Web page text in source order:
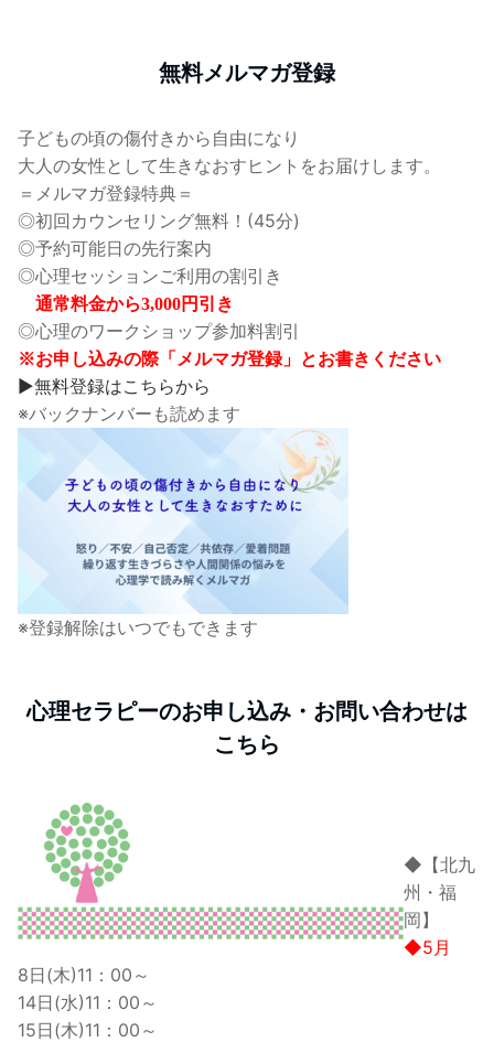
無料メルマガ登録
子どもの頃の傷付きから自由になり
大人の女性として生きなおすヒントをお届けします。
＝メルマガ登録特典＝
◎初回カウンセリング無料！(45分)
◎予約可能日の先行案内
◎心理セッションご利用の割引き
通常料金から3,000円引き
◎心理のワークショップ参加料割引
※お申し込みの際「メルマガ登録」とお書きください
▶無料登録はこちらから
※バックナンバーも読めます
※登録解除はいつでもできます
心理セラピーのお申し込み・お問い合わせは
こちら
◆【北九
州・福
岡】
◆5月
8日(木)11：00～
14日(水)11：00～
15日(木)11：00～